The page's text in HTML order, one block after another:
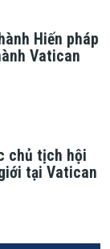
Hiến pháp
Vatican
chủ tịch hội
tại Vatican